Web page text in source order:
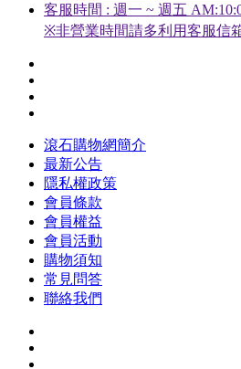
客服時間 : 週一 ~ 週五
※非營業時間請多利用客服信
滾石購物網簡介
最新公告
隱私權政策
會員條款
會員權益
會員活動
購物須知
常見問答
聯絡我們